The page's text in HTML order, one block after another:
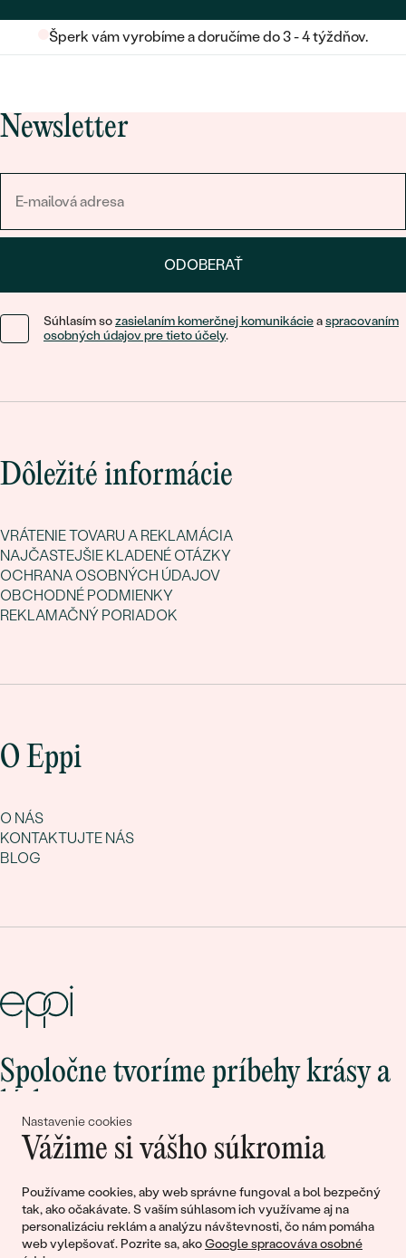
Nastavenie cookies
Vážime si vášho súkromia
Používame cookies, aby web správne fungoval a bol bezpečný
tak, ako očakávate. S vaším súhlasom ich využívame aj na
personalizáciu reklám a analýzu návštevnosti, čo nám pomáha
web vylepšovať. Pozrite sa, akoGoogle spracováva osobné
Šperk vám vyrobíme a doručíme do 3 - 4 týždňov.
Newsletter
ODOBERAŤ
Súhlasím sozasielaním komerčnej komunikácieaspracovaním
osobných údajov pre tieto účely.
Dôležité informácie
VRÁTENIE TOVARU A REKLAMÁCIA
NAJČASTEJŠIE KLADENÉ OTÁZKY
OCHRANA OSOBNÝCH ÚDAJOV
OBCHODNÉ PODMIENKY
REKLAMAČNÝ PORIADOK
O Eppi
O NÁS
KONTAKTUJTE NÁS
BLOG
Spoločne tvoríme príbehy krásy a
Pripojte sa k nám!